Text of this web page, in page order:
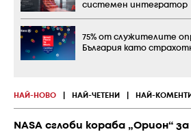
НАЙ-НОВО НАЙ-ЧЕТЕНИ НАЙ-
NASA сглоби кораба „Орион“
системен интегратор
75% от служителите
България като